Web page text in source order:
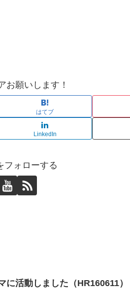
お願いします！
はてブ
LinkedIn
フォローする
活動しました（HR160611）